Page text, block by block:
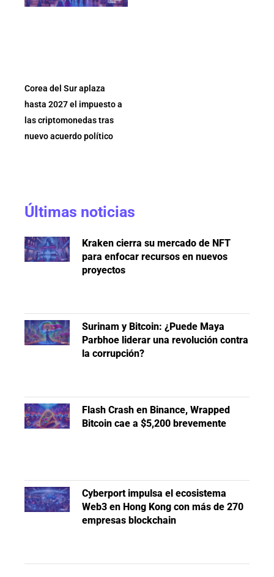
Corea del Sur aplaza
hasta 2027 el impuesto a
las criptomonedas tras
nuevo acuerdo político
Últimas noticias
Kraken cierra su mercado de NFT
para enfocar recursos en nuevos
proyectos
Surinam y Bitcoin: ¿Puede Maya
Parbhoe liderar una revolución contra
la corrupción?
Flash Crash en Binance, Wrapped
Bitcoin cae a $5,200 brevemente
Cyberport impulsa el ecosistema
Web3 en Hong Kong con más de 270
empresas blockchain